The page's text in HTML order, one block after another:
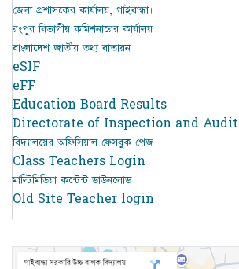
জেলা প্রশাসকের কার্যালয়, গাইবান্ধা।
রংপুর বিভাগীয় কমিশনারের কার্যালয়
বাংলাদেশ জাতীয় তথ্য বাতায়ন
eSIF
eFF
Education Board Results
Directorate of Inspection and Audit
বিদ্যালয়ের অফিসিয়াল ফেসবুক পেজ
Class Teachers Login
মাল্টিমিডিয়া কন্টেন্ট ডাউনলোড
Old Site Teacher login